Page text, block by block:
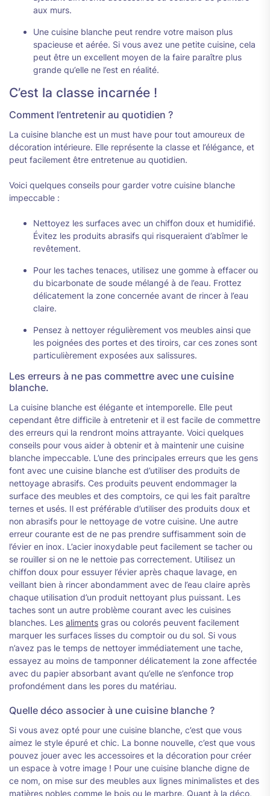
aux murs.
Une cuisine blanche peut rendre votre maison plus
spacieuse et aérée. Si vous avez une petite cuisine, cela
peut être un excellent moyen de la faire paraître plus
grande qu’elle ne l’est en réalité.
C’est la classe incarnée !
Comment l’entretenir au quotidien ?
La cuisine blanche est un must have pour tout amoureux de
décoration intérieure. Elle représente la classe et l’élégance, et
peut facilement être entretenue au quotidien.
Voici quelques conseils pour garder votre cuisine blanche
impeccable :
Nettoyez les surfaces avec un chiffon doux et humidifié.
Évitez les produits abrasifs qui risqueraient d’abîmer le
revêtement.
Pour les taches tenaces, utilisez une gomme à effacer ou
du bicarbonate de soude mélangé à de l’eau. Frottez
délicatement la zone concernée avant de rincer à l’eau
claire.
Pensez à nettoyer régulièrement vos meubles ainsi que
les poignées des portes et des tiroirs, car ces zones sont
particulièrement exposées aux salissures.
Les erreurs à ne pas commettre avec une cuisine
blanche.
La cuisine blanche est élégante et intemporelle. Elle peut
cependant être difficile à entretenir et il est facile de commettre
des erreurs qui la rendront moins attrayante. Voici quelques
conseils pour vous aider à obtenir et à maintenir une cuisine
blanche impeccable. L’une des principales erreurs que les gens
font avec une cuisine blanche est d’utiliser des produits de
nettoyage abrasifs. Ces produits peuvent endommager la
surface des meubles et des comptoirs, ce qui les fait paraître
ternes et usés. Il est préférable d’utiliser des produits doux et
non abrasifs pour le nettoyage de votre cuisine. Une autre
erreur courante est de ne pas prendre suffisamment soin de
l’évier en inox. L’acier inoxydable peut facilement se tacher ou
se rouiller si on ne le nettoie pas correctement. Utilisez un
chiffon doux pour essuyer l’évier après chaque lavage, en
veillant bien à rincer abondamment avec de l’eau claire après
chaque utilisation d’un produit nettoyant plus puissant. Les
taches sont un autre problème courant avec les cuisines
blanches. Les aliments gras ou colorés peuvent facilement
marquer les surfaces lisses du comptoir ou du sol. Si vous
n’avez pas le temps de nettoyer immédiatement une tache,
essayez au moins de tamponner délicatement la zone affectée
avec du papier absorbant avant qu’elle ne s’enfonce trop
profondément dans les pores du matériau.
Quelle déco associer à une cuisine blanche ?
Si vous avez opté pour une cuisine blanche, c’est que vous
aimez le style épuré et chic. La bonne nouvelle, c’est que vous
pouvez jouer avec les accessoires et la décoration pour créer
un espace à votre image ! Pour une cuisine blanche digne de
ce nom, on mise sur des meubles aux lignes minimalistes et des
matières nobles comme le bois ou le marbre. Quant à la déco,